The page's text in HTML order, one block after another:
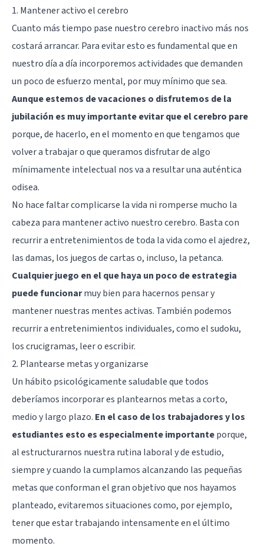
1. Mantener activo el cerebro
Cuanto más tiempo pase nuestro cerebro inactivo más nos
costará arrancar. Para evitar esto es fundamental que en
nuestro día a día incorporemos actividades que demanden
un poco de esfuerzo mental, por muy mínimo que sea.
Aunque estemos de vacaciones o disfrutemos de la
jubilación es muy importante evitar que el cerebro pare
porque, de hacerlo, en el momento en que tengamos que
volver a trabajar o que queramos disfrutar de algo
mínimamente intelectual nos va a resultar una auténtica
odisea.
No hace faltar complicarse la vida ni romperse mucho la
cabeza para mantener activo nuestro cerebro. Basta con
recurrir a entretenimientos de toda la vida como el ajedrez,
las damas, los juegos de cartas o, incluso, la petanca.
Cualquier juego en el que haya un poco de estrategia
puede funcionarmuy bien para hacernos pensar y
mantener nuestras mentes activas. También podemos
recurrir a entretenimientos individuales, como el sudoku,
los crucigramas, leer o escribir.
2. Plantearse metas y organizarse
Un hábito psicológicamente saludable que todos
deberíamos incorporar es plantearnos metas a corto,
medio y largo plazo. En el caso de los trabajadores y los
estudiantes esto es especialmente importanteporque,
al estructurarnos nuestra rutina laboral y de estudio,
siempre y cuando la cumplamos alcanzando las pequeñas
metas que conforman el gran objetivo que nos hayamos
planteado, evitaremos situaciones como, por ejemplo,
tener que estar trabajando intensamente en el último
momento.